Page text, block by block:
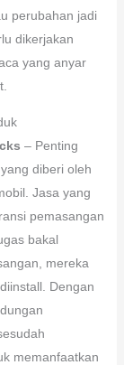
perubahan jadi
dikerjakan
yang anyar
– Penting
diberi oleh
Jasa yang
pemasangan
bakal
mereka
Dengan
memanfaatkan